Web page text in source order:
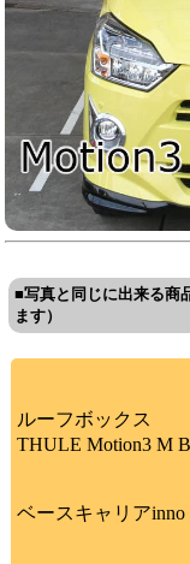
■写真と同じに出来る商
ます）
ルーフボックス
THULE Motion3 M
ベースキャリアinno